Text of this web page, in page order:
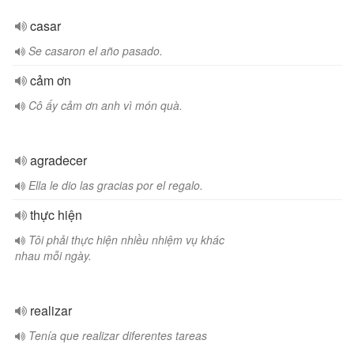
casar
Se casaron el año pasado.
cảm ơn
Cô ấy cảm ơn anh vì món quà.
agradecer
Ella le dio las gracias por el regalo.
thực hiện
Tôi phải thực hiện nhiều nhiệm vụ khác
nhau mỗi ngày.
realizar
Tenía que realizar diferentes tareas